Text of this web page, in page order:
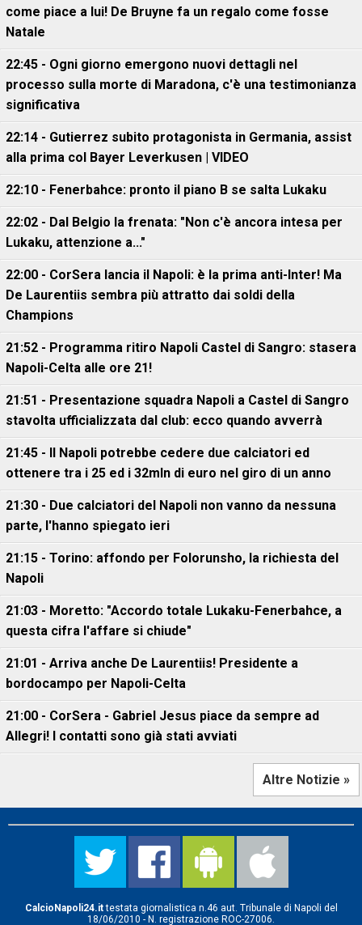
come piace a lui! De Bruyne fa un regalo come fosse
Natale
22:45 - Ogni giorno emergono nuovi dettagli nel
processo sulla morte di Maradona, c'è una testimonianza
significativa
22:14 - Gutierrez subito protagonista in Germania, assist
alla prima col Bayer Leverkusen | VIDEO
22:10 - Fenerbahce: pronto il piano B se salta Lukaku
22:02 - Dal Belgio la frenata: "Non c'è ancora intesa per
Lukaku, attenzione a..."
22:00 - CorSera lancia il Napoli: è la prima anti-Inter! Ma
De Laurentiis sembra più attratto dai soldi della
Champions
21:52 - Programma ritiro Napoli Castel di Sangro: stasera
Napoli-Celta alle ore 21!
21:51 - Presentazione squadra Napoli a Castel di Sangro
stavolta ufficializzata dal club: ecco quando avverrà
21:45 - Il Napoli potrebbe cedere due calciatori ed
ottenere tra i 25 ed i 32mln di euro nel giro di un anno
21:30 - Due calciatori del Napoli non vanno da nessuna
parte, l'hanno spiegato ieri
21:15 - Torino: affondo per Folorunsho, la richiesta del
Napoli
21:03 - Moretto: "Accordo totale Lukaku-Fenerbahce, a
questa cifra l'affare si chiude"
21:01 - Arriva anche De Laurentiis! Presidente a
bordocampo per Napoli-Celta
21:00 - CorSera - Gabriel Jesus piace da sempre ad
Allegri! I contatti sono già stati avviati
Altre Notizie »
CalcioNapoli24.ittestata giornalistica n.46 aut. Tribunale di Napoli del
18/06/2010 - N. registrazione ROC-27006.